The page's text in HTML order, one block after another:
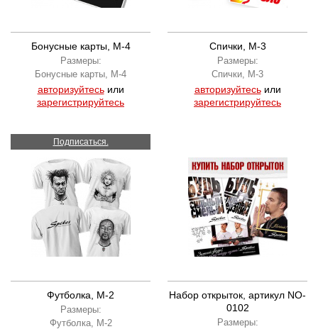
Бонусные карты, M-4
Размеры:
Бонусные карты, M-4
авторизуйтесьили
зарегистрируйтесь
Спички, M-3
Размеры:
Спички, M-3
авторизуйтесьили
зарегистрируйтесь
Подписаться.
Футболка, M-2
Размеры:
Футболка, M-2
Набор открыток, артикул NO-
0102
Размеры: